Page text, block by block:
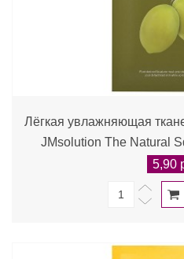
Лёгкая увлажняющая
JMsolution The Natural
5,90